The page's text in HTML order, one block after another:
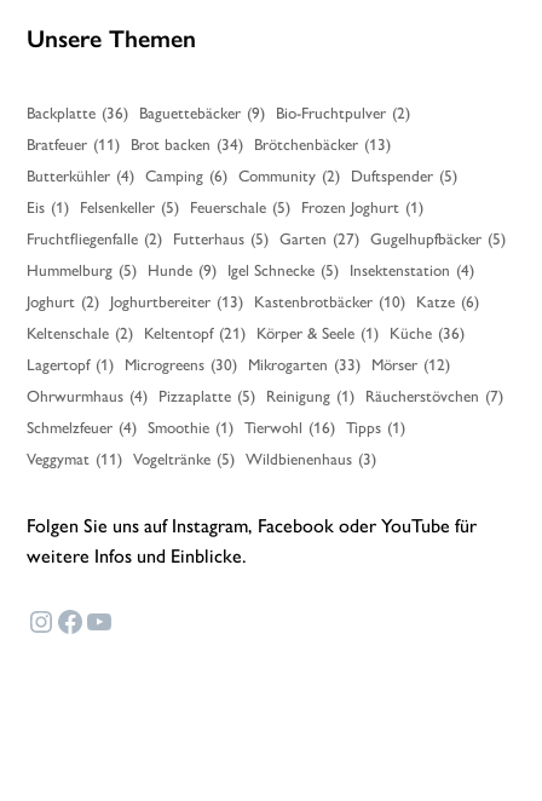
Unsere Themen
Backplatte (36) Baguettebäcker (9) Bio-Fruchtpulver (2)
Bratfeuer (11) Brot backen (34) Brötchenbäcker (13)
Butterkühler (4) Camping (6) Community (2) Duftspender (5)
Eis (1) Felsenkeller (5) Feuerschale (5) Frozen Joghurt (1)
Fruchtfliegenfalle (2) Futterhaus (5) Garten (27) Gugelhupfbäcker (5)
Hummelburg (5) Hunde (9) Igel Schnecke (5) Insektenstation (4)
Joghurt (2) Joghurtbereiter (13) Kastenbrotbäcker (10) Katze (6)
Keltenschale (2) Keltentopf (21) Körper & Seele (1) Küche (36)
Lagertopf (1) Microgreens (30) Mikrogarten (33) Mörser (12)
Ohrwurmhaus (4) Pizzaplatte (5) Reinigung (1) Räucherstövchen (7)
Schmelzfeuer (4) Smoothie (1) Tierwohl (16) Tipps (1)
Veggymat (11) Vogeltränke (5) Wildbienenhaus (3)
Folgen Sie uns auf Instagram, Facebook oder YouTube für
weitere Infos und Einblicke.
Instagram
Facebook
YouTube